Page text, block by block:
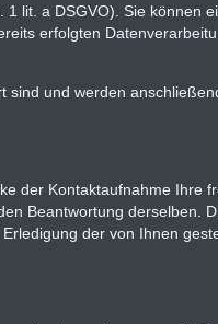
lit. a DSGVO). Sie können
erfolgten
und werden
der Kontaktaufnahme Ihre
Beantwortung derselben.
der von Ihnen